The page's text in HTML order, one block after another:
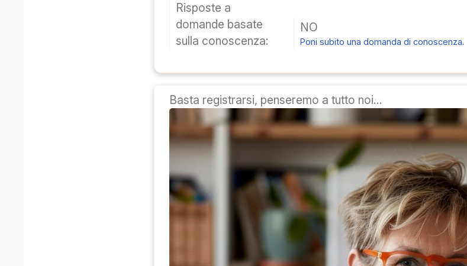
Risposte a
domande basate
sulla conoscenza:
NO
Poni subito una domanda di conoscenza.
Basta registrarsi, penseremo a tutto noi...